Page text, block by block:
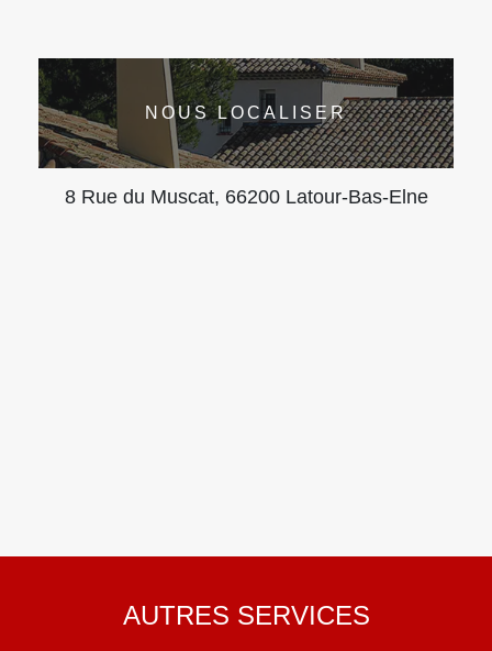
NOUS LOCALISER
8 Rue du Muscat, 66200 Latour-Bas-Elne
AUTRES SERVICES